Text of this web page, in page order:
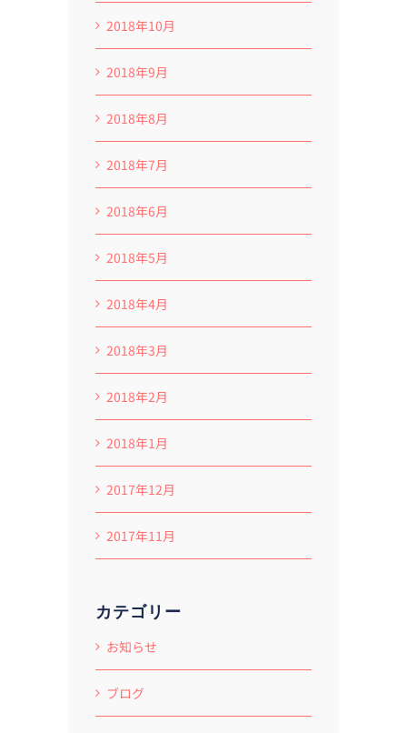
2018年10月
2018年9月
2018年8月
2018年7月
2018年6月
2018年5月
2018年4月
2018年3月
2018年2月
2018年1月
2017年12月
2017年11月
カテゴリー
お知らせ
ブログ